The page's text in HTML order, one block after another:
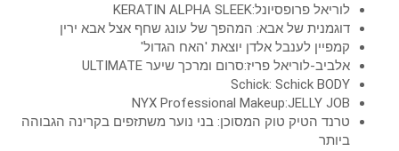
לוריאל פרופסיונל:KERATIN ALPHA SLEEK
דוגמנית של אבא: המהפך של עונג שחף אצל אבא ירין
קמפיין לענבל אלדן יוצאת 'האח הגדול'
אלביב-לוריאל פריז:סרום ומרכך שיער ULTIMATE
Schick: Schick BODY
NYX Professional Makeup:JELLY JOB
טרנד הטיק טוק המסוכן: בני נוער משתזפים בקרינה הגבוהה
ביותר